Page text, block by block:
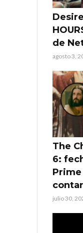
de
agosto 3,
The
6:
julio 30,